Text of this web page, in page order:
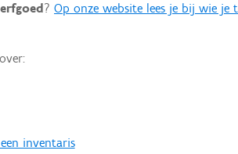
? Op onze website lees je bij wie je
inventaris